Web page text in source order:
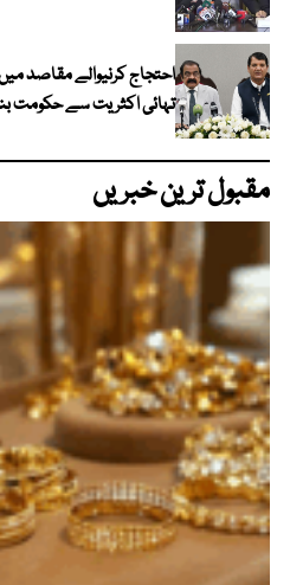
احتجاج کرنیوالے مقاصد
تہائی اکثریت سے حکومت
مقبول ترین خبریں